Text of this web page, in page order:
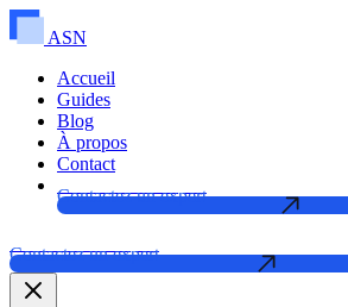
ASN
Accueil
Guides
Blog
À propos
Contact
Contactez un expert
Contactez un expert